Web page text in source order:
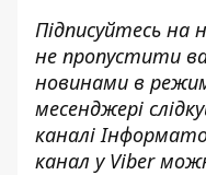
Підписуйтесь на
не пропустити
новинами в
месенджері
каналі
канал у Viber